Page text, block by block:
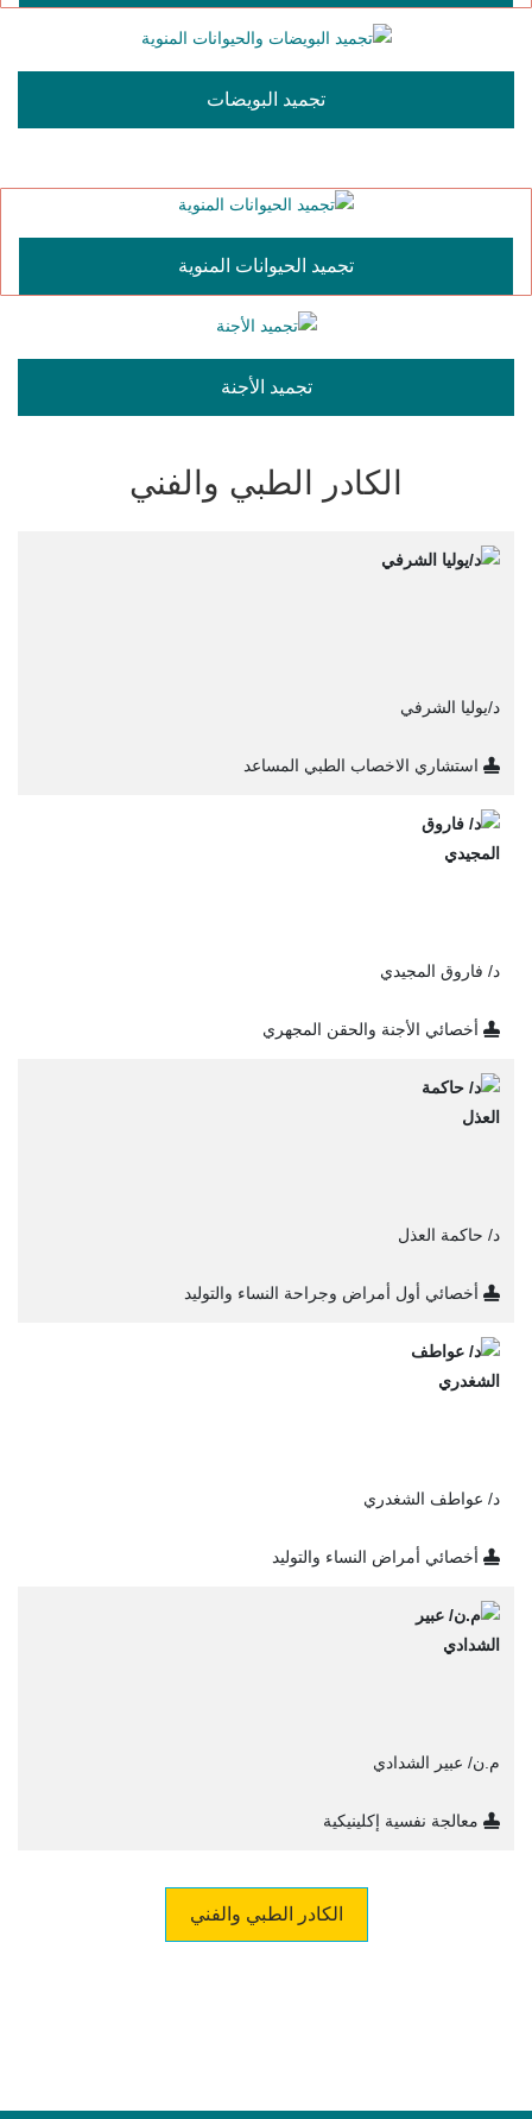
تجميد البويضات
تجميد الحيوانات المنوية
تجميد الأجنة
الكادر الطبي والفني
د/يوليا الشرفي
استشاري الاخصاب الطبي المساعد
د/ فاروق المجيدي
أخصائي الأجنة والحقن المجهري
د/ حاكمة العذل
أخصائي أول أمراض وجراحة النساء والتوليد
د/ عواطف الشغدري
أخصائي أمراض النساء والتوليد
م.ن/ عبير الشدادي
معالجة نفسية إكلينيكية
الكادر الطبي والفني